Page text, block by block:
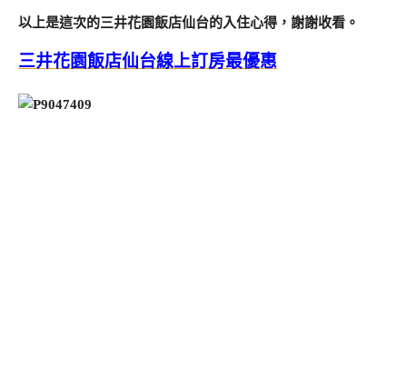
以上是這次的三井花園飯店仙台的入住心得，謝謝收看。
三井花園飯店仙台線上訂房最優惠